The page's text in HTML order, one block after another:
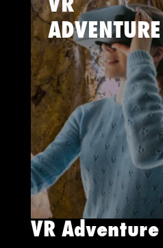
VR
ADVENTURE
VR Adventure